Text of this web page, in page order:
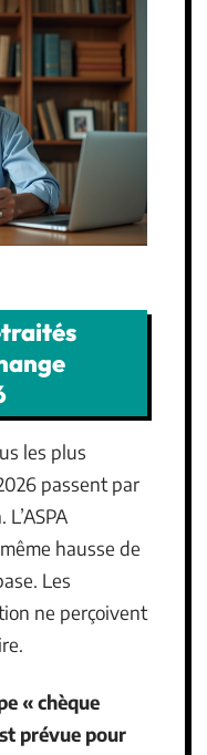
les plus
passent par
hausse de
Les
ne perçoivent
« chèque
prévue pour